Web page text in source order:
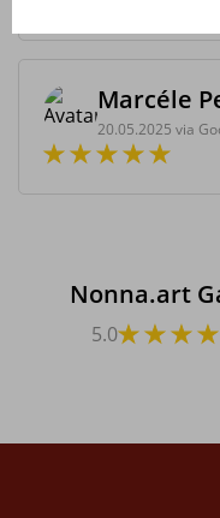
Marcéle
20.05.2025 via
Nonna.art
5.0